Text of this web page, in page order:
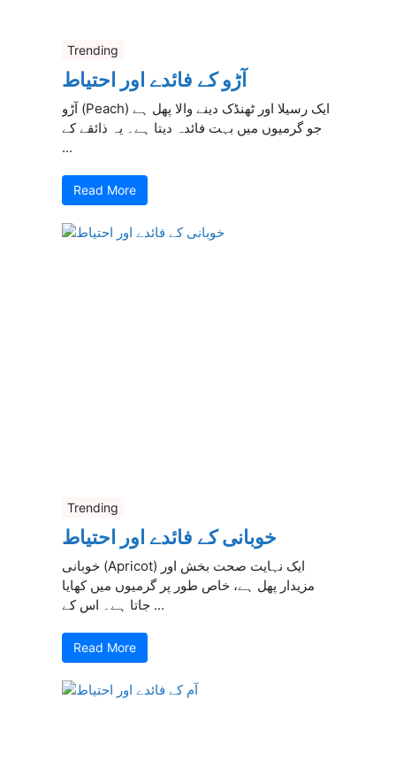
Trending
آڑو کے فائدے اور احتیاط
آڑو (Peach) ایک رسیلا اور ٹھنڈک دینے والا پھل ہے
جو گرمیوں میں بہت فائدہ دیتا ہے۔ یہ ذائقے کے
...
Read More
Trending
خوبانی کے فائدے اور احتیاط
خوبانی (Apricot) ایک نہایت صحت بخش اور
مزیدار پھل ہے، خاص طور پر گرمیوں میں کھایا
جاتا ہے۔ اس کے ...
Read More